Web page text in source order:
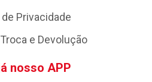
Privacidade
e Devolução
nosso APP